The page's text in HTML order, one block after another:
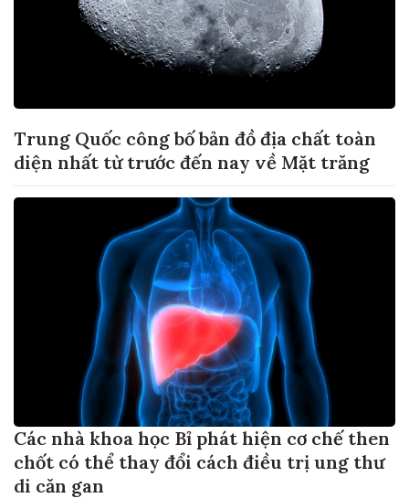
Trung Quốc công bố bản đồ địa chất toàn
diện nhất từ trước đến nay về Mặt trăng
Các nhà khoa học Bỉ phát hiện cơ chế then
chốt có thể thay đổi cách điều trị ung thư
di căn gan